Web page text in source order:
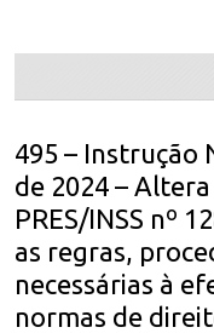
495 – Instrução
de 2024 –
PRES/INSS nº
as regras,
necessárias à
normas de